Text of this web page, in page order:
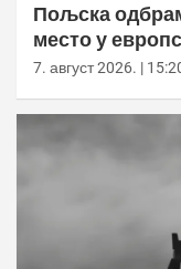
Пољска
место у
7. август 2026. |